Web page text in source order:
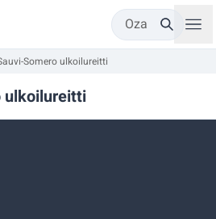
Oza
Somero ulkoilureitti
ulkoilureitti